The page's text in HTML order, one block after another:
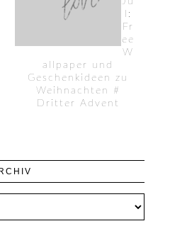
l:
Fr
ee
W
allpaper und
Geschenkideen zu
Weihnachten #
Dritter Advent